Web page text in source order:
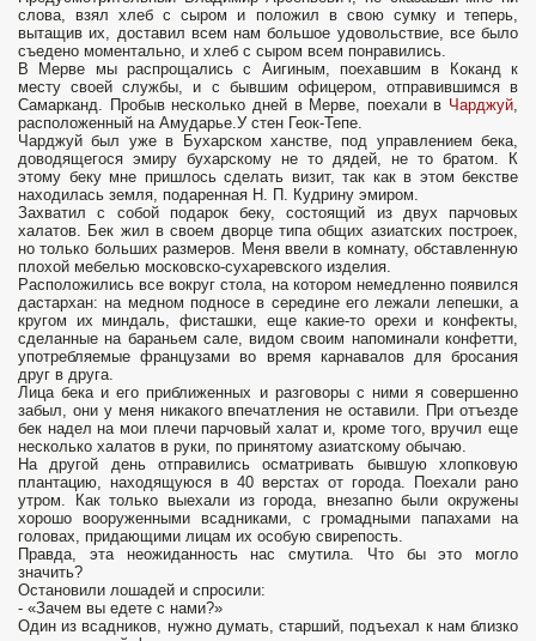
слова, взял хлеб с сыром и положил в свою сумку и теперь,
вытащив их, доставил всем нам большое удовольствие, все было
съедено моментально, и хлеб с сыром всем понравились.
В Мерве мы распрощались с Аигиным, поехавшим в Коканд к
месту своей службы, и с бывшим офицером, отправившимся в
Самарканд. Пробыв несколько дней в Мерве, поехали в Чарджуй,
расположенный на Амударье.У стен Геок-Тепе.
Чарджуй был уже в Бухарском ханстве, под управлением бека,
доводящегося эмиру бухарскому не то дядей, не то братом. К
этому беку мне пришлось сделать визит, так как в этом бекстве
находилась земля, подаренная Н. П. Кудрину эмиром.
Захватил с собой подарок беку, состоящий из двух парчовых
халатов. Бек жил в своем дворце типа общих азиатских построек,
но только больших размеров. Меня ввели в комнату, обставленную
плохой мебелью московско-сухаревского изделия.
Расположились все вокруг стола, на котором немедленно появился
дастархан: на медном подносе в середине его лежали лепешки, а
кругом их миндаль, фисташки, еще какие-то орехи и конфекты,
сделанные на бараньем сале, видом своим напоминали конфетти,
употребляемые французами во время карнавалов для бросания
друг в друга.
Лица бека и его приближенных и разговоры с ними я совершенно
забыл, они у меня никакого впечатления не оставили. При отъезде
бек надел на мои плечи парчовый халат и, кроме того, вручил еще
несколько халатов в руки, по принятому азиатскому обычаю.
На другой день отправились осматривать бывшую хлопковую
плантацию, находящуюся в 40 верстах от города. Поехали рано
утром. Как только выехали из города, внезапно были окружены
хорошо вооруженными всадниками, с громадными папахами на
головах, придающими лицам их особую свирепость.
Правда, эта неожиданность нас смутила. Что бы это могло
значить?
Остановили лошадей и спросили:
- «Зачем вы едете с нами?»
Один из всадников, нужно думать, старший, подъехал к нам близко